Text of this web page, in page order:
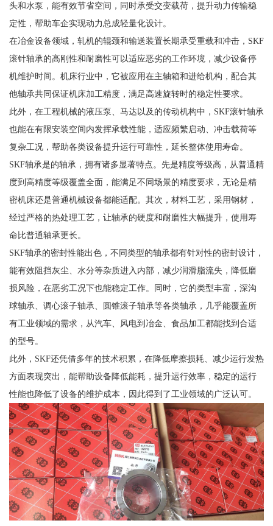
头和水泵，能有效节省空间，同时承受交变载荷，提升动力传输稳
定性，帮助车企实现动力总成轻量化设计。
在冶金设备领域，轧机的辊颈和输送装置长期承受重载和冲击，SKF
滚针轴承的高刚性和耐磨性可以适应恶劣的工作环境，减少设备停
机维护时间。机床行业中，它被应用在主轴箱和进给机构，配合其
他轴承共同保证机床加工精度，满足高速旋转时的稳定性要求。
此外，在工程机械的液压泵、马达以及的传动机构中，SKF滚针轴承
也能在有限安装空间内发挥承载性能，适应频繁启动、冲击载荷等
复杂工况，帮助各类设备提升运行可靠性，延长整体使用寿命。
SKF轴承是的轴承，拥有诸多显著特点。先是精度等级高，从普通精
度到高精度等级覆盖全面，能满足不同场景的精度要求，无论是精
密机床还是普通机械设备都能适配。其次，材料工艺，采用钢材，
经过严格的热处理工艺，让轴承的硬度和耐磨性大幅提升，使用寿
命比普通轴承更长。
SKF轴承的密封性能出色，不同类型的轴承都有针对性的密封设计，
能有效阻挡灰尘、水分等杂质进入内部，减少润滑脂流失，降低磨
损风险，在恶劣工况下也能稳定工作。同时，它的类型丰富，深沟
球轴承、调心滚子轴承、圆锥滚子轴承等各类轴承，几乎能覆盖所
有工业领域的需求，从汽车、风电到冶金、食品加工都能找到合适
的型号。
此外，SKF还凭借多年的技术积累，在降低摩擦损耗、减少运行发热
方面表现突出，能帮助设备降低能耗，提升运行效率，稳定的运行
性能也降低了设备的维护成本，因此得到了工业领域的广泛认可。